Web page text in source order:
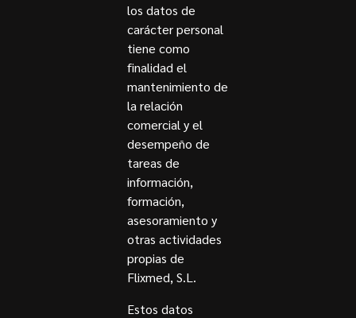
los datos de
carácter personal
tiene como
finalidad el
mantenimiento de
la relación
comercial y el
desempeño de
tareas de
información,
formación,
asesoramiento y
otras actividades
propias de
Flixmed, S.L.
Estos datos